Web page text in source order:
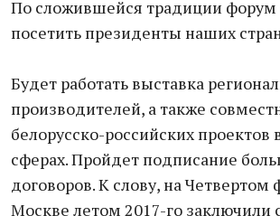
По сложившейся традиции форум
посетить президенты наших
Будет работать выставка
производителей, а также
белорусско-российских проектов
сферах. Пройдет подписание
договоров. К слову, на Четвертом
Москве летом 2017-го заключили